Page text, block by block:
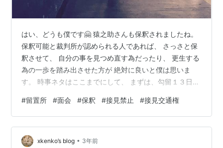
はい、どうも僕です🤗 猿之助さんも保釈されましたね。
保釈可能と裁判所が認められる人であれば、 さっさと保
釈させて、 自分の事を見つめ直す為だったり、 更生する
為の一歩を踏み出させた方が 絶対に良いと僕は思いま
す。 時事ネタはここまでにして、 まずは、勾留１３日目
ーーー ◯月◯日（水）：曜日感覚がなくなりそうにな
り。今日回ってきた新聞を見ていて気付いた。。。明日
は風呂の日だ。そして今日は祝日だったらしい。留置課
の人らも祝日関係なく大変だとは思うが、社会と断絶さ
#留置所 #面会 #保釈 #接見禁止 #接見交通権
xkenko’s blog • 3年前